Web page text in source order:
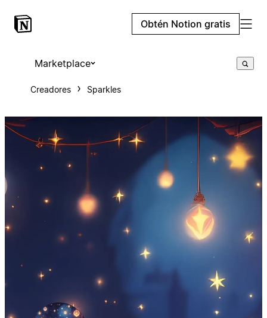
Obtén Notion gratis
Marketplace
Creadores Sparkles